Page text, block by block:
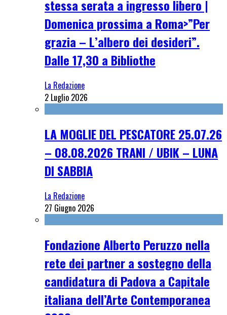
stessa serata a ingresso libero |
Domenica prossima a Roma>”Per
grazia – L’albero dei desideri”.
Dalle 17,30 a Bibliothe
La Redazione
2 Luglio 2026
LA MOGLIE DEL PESCATORE 25.07.26
– 08.08.2026 TRANI / UBIK – LUNA
DI SABBIA
La Redazione
27 Giugno 2026
Fondazione Alberto Peruzzo nella
rete dei partner a sostegno della
candidatura di Padova a Capitale
italiana dell’Arte Contemporanea